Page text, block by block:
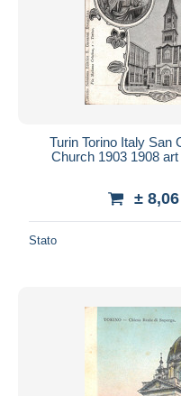
Turin Torino Italy San
Church 1903 1908
±
Stato